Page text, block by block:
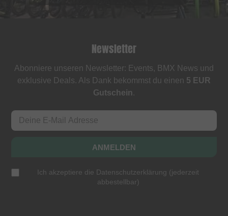
Newsletter
Abonniere unseren Newsletter: Events, BMX News und
exklusive Deals. Als Dank bekommst du einen 5 EUR
Gutschein.
ANMELDEN
Ich akzeptiere die Datenschutzerklärung (jederzeit
abbestellbar)